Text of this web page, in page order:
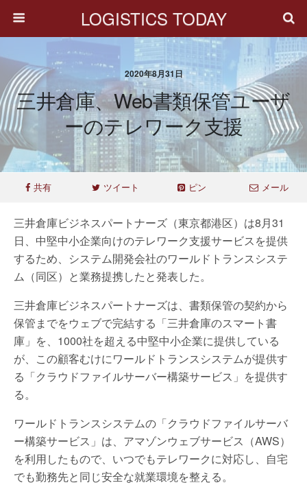
LOGISTICS TODAY
2020年8月31日
三井倉庫、Web書類保管ユーザ
ーのテレワーク支援
共有 ツイート ピン メール
三井倉庫ビジネスパートナーズ（東京都港区）は8月31
日、中堅中小企業向けのテレワーク支援サービスを提供
するため、システム開発会社のワールドトランスシステ
ム（同区）と業務提携したと発表した。
三井倉庫ビジネスパートナーズは、書類保管の契約から
保管までをウェブで完結する「三井倉庫のスマート書
庫」を、1000社を超える中堅中小企業に提供している
が、この顧客むけにワールドトランスシステムが提供す
る「クラウドファイルサーバー構築サービス」を提供す
る。
ワールドトランスシステムの「クラウドファイルサーバ
ー構築サービス」は、アマゾンウェブサービス（AWS）
を利用したもので、いつでもテレワークに対応し、自宅
でも勤務先と同じ安全な就業環境を整える。